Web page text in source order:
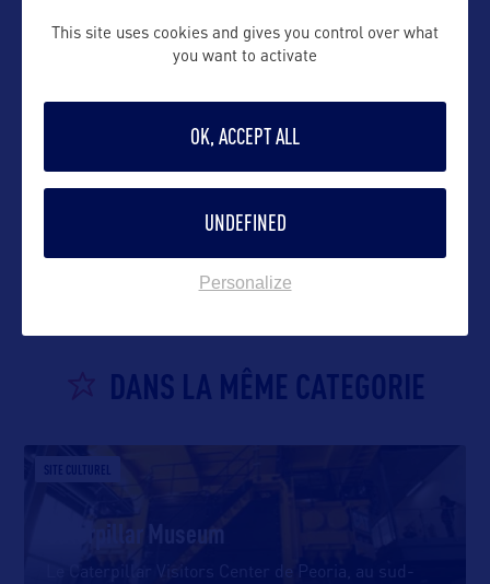
DANS LA MÊME CATEGORIE
SITE CULTUREL
Caterpillar Museum
Le Caterpillar Visitors Center de Peoria, au sud-
This site uses cookies and gives you control over what
you want to activate
OK, ACCEPT ALL
UNDEFINED
Personalize